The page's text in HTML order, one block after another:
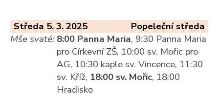
Středa 5. 3. 2025
Popeleční středa
Mše svaté: 8:00 Panna Maria, 9:30 Panna Maria
pro Církevní ZŠ, 10:00 sv. Mořic pro
AG, 10:30 kaple sv. Vincence, 11:30
sv. Kříž, 18:00 sv. Mořic, 18:00
Hradisko